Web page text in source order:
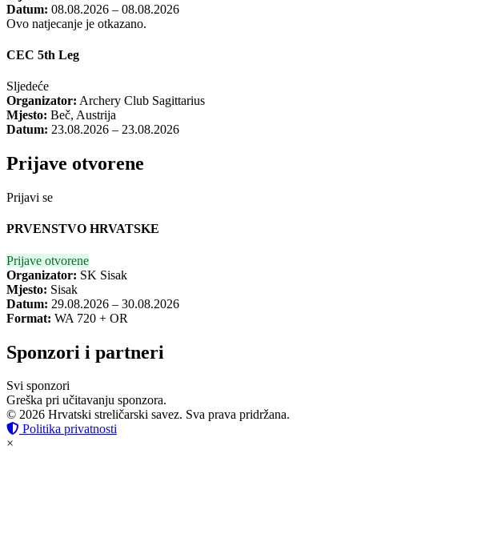
Datum: 08.08.2026 – 08.08.2026
Ovo natjecanje je otkazano.
CEC 5th Leg
Sljedeće
Organizator: Archery Club Sagittarius
Mjesto: Beč, Austrija
Datum: 23.08.2026 – 23.08.2026
Prijave otvorene
Prijavi se
PRVENSTVO HRVATSKE
Prijave otvorene
Organizator: SK Sisak
Mjesto: Sisak
Datum: 29.08.2026 – 30.08.2026
Format: WA 720 + OR
Sponzori i partneri
Svi sponzori
Greška pri učitavanju sponzora.
© 2026 Hrvatski streličarski savez. Sva prava pridržana.
Politika privatnosti
×